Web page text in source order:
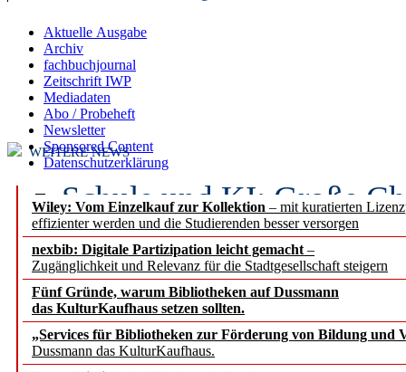
Aktuelle Ausgabe
Archiv
fachbuchjournal
Zeitschrift IWP
Mediadaten
Abo / Probeheft
Newsletter
Sponsored Content
Datenschutzerklärung
Wiley: Vom Einzelkauf zur Kollektion – mit kuratierten
effizienter werden und die Studierenden besser versorgen
nexbib: Digitale Partizipation leicht gemacht –
Zugänglichkeit und Relevanz für die Stadtgesellschaft steigern
Fünf Gründe, warum Bibliotheken auf Dussmann
das KulturKaufhaus setzen sollten.
„Services für Bibliotheken zur Förderung von Bildung und
Dussmann das KulturKaufhaus.
WEITERE NEWS
Schule und KI: Große
Voraussetzungen
Erfolgreiches erstes
Segment Research –
angepasst